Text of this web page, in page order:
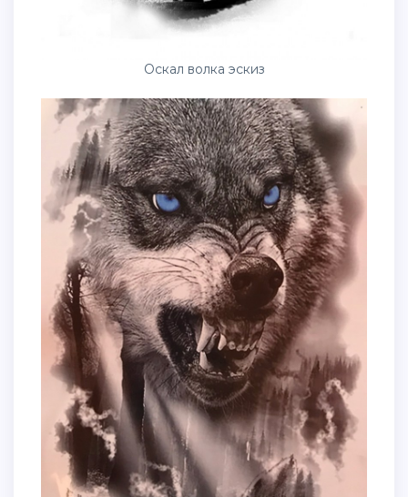
Оскал волка эскиз